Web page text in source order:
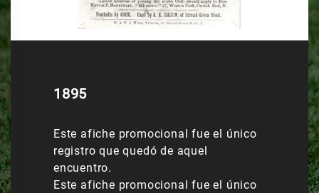
1895
Este afiche promocional fue el único
registro que quedó de aquel
encuentro.
Este afiche promocional fue el único